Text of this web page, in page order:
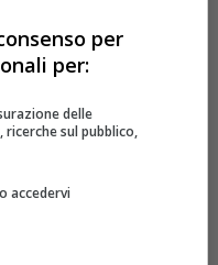
per
per:
delle
sul pubblico,
accedervi